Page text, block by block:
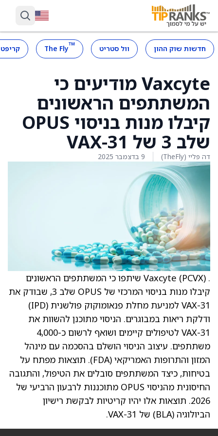
חדשות שוק ההון וול סטריט ™
The Fly
Vaxcyte מודיעים כי
המשתתפים הראשונים
קיבלו מנות בניסוי OPUS
שלב 3 של VAX-31
דה פליי (TheFly) 9 בדצמבר 2025
. Vaxcyte (PCVX) שיתפו כי המשתתפים הראשונים
קיבלו מנות בניסוי המרכזי של OPUS שלב 3, שבודק את
VAX-31 למניעת מחלת פנאומוקוק פולשנית (IPD)
ודלקת ריאות במבוגרים. הניסוי מתוכנן להשוות את
VAX-31 לטיפולים קיימים ושואף לרשום כ-4,000
משתתפים. עיצוב הניסוי הושלם בהסכמה עם מינהל
המזון והתרופות האמריקאי (FDA). תוצאות מפתח על
בטיחות, כיצד המשתתפים סובלים את הטיפול, והתגובה
החיסונית מהניסוי OPUS מתוכננות לרבעון הרביעי של
2026. תוצאות אלו יהיו קריטיות לבקשת רישיון
הביולוגיה (BLA) של VAX-31.